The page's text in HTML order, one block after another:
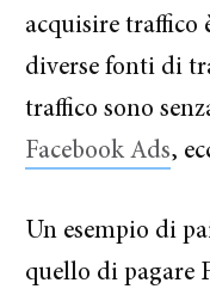
acquisire traffico
diverse fonti di
traffico sono
Facebook Ads,
Un esempio di
quello di pagare